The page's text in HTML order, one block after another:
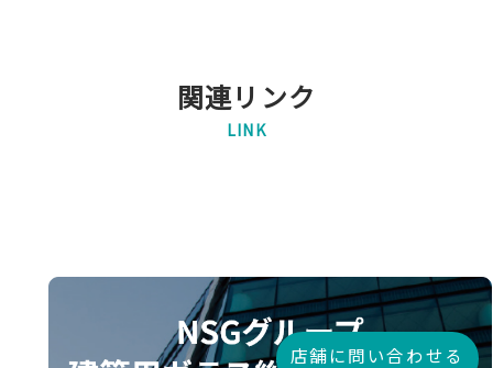
関連リンク
LINK
店舗に問い合わせる